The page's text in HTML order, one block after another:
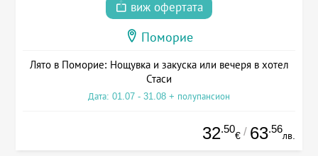
виж офертата
Поморие
Лято в Поморие: Нощувка и закуска или вечеря в хотел
Стаси
Дата: 01.07 - 31.08 + полупансион
32.50
€ / 63.56
лв.